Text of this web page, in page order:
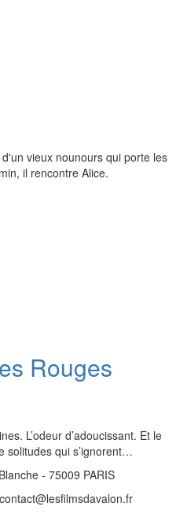
vieux nounours qui porte les
il rencontre Alice.
Rouges
L’odeur d’adoucissant. Et le
solitudes qui s’ignorent…
- 75009 PARIS